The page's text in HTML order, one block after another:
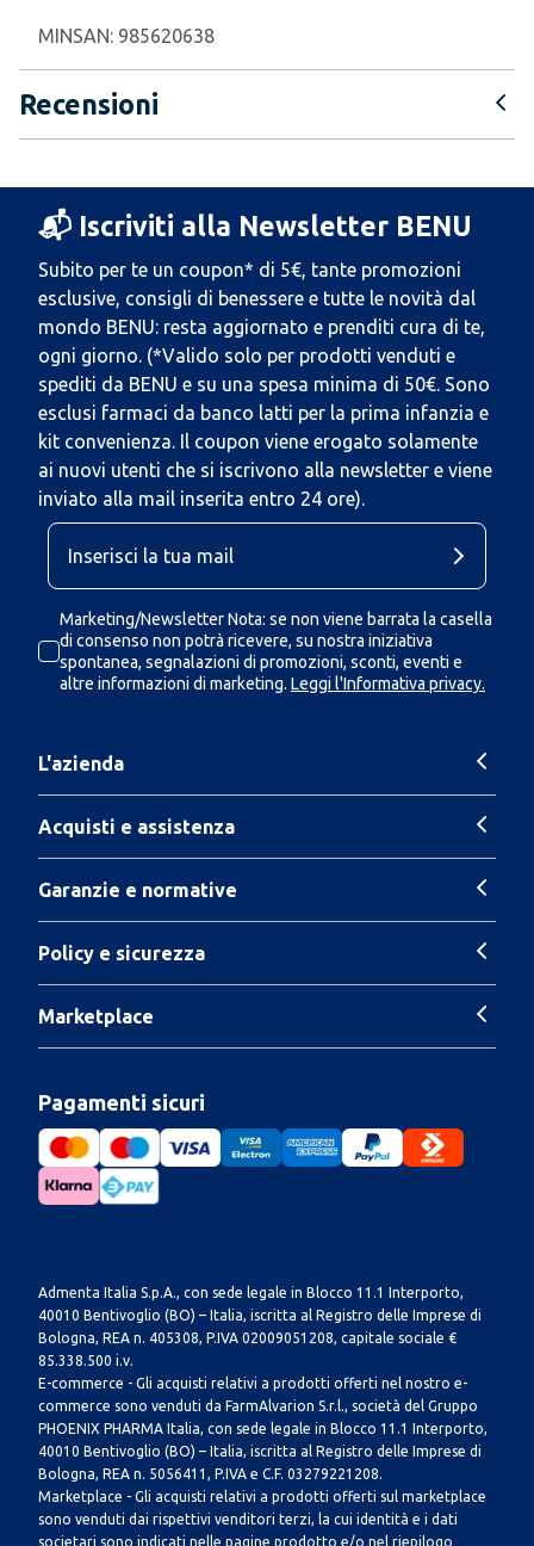
MINSAN: 985620638
Recensioni
📬 Iscriviti alla Newsletter BENU
Subito per te un coupon* di 5€, tante promozioni
esclusive, consigli di benessere e tutte le novità dal
mondo BENU: resta aggiornato e prenditi cura di te,
ogni giorno. (*Valido solo per prodotti venduti e
spediti da BENU e su una spesa minima di 50€. Sono
esclusi farmaci da banco latti per la prima infanzia e
kit convenienza. Il coupon viene erogato solamente
ai nuovi utenti che si iscrivono alla newsletter e viene
inviato alla mail inserita entro 24 ore).
Marketing/Newsletter Nota: se non viene barrata la casella
di consenso non potrà ricevere, su nostra iniziativa
spontanea, segnalazioni di promozioni, sconti, eventi e
altre informazioni di marketing. Leggi l'Informativa privacy.
L'azienda
Acquisti e assistenza
Garanzie e normative
Policy e sicurezza
Marketplace
Pagamenti sicuri
Admenta Italia S.p.A., con sede legale in Blocco 11.1 Interporto,
40010 Bentivoglio (BO) – Italia, iscritta al Registro delle Imprese di
Bologna, REA n. 405308, P.IVA 02009051208, capitale sociale €
85.338.500 i.v.
E-commerce - Gli acquisti relativi a prodotti offerti nel nostro e-
commerce sono venduti da FarmAlvarion S.r.l., società del Gruppo
PHOENIX PHARMA Italia, con sede legale in Blocco 11.1 Interporto,
40010 Bentivoglio (BO) – Italia, iscritta al Registro delle Imprese di
Bologna, REA n. 5056411, P.IVA e C.F. 03279221208.
Marketplace - Gli acquisti relativi a prodotti offerti sul marketplace
sono venduti dai rispettivi venditori terzi, la cui identità e i dati
societari sono indicati nelle pagine prodotto e/o nel riepilogo